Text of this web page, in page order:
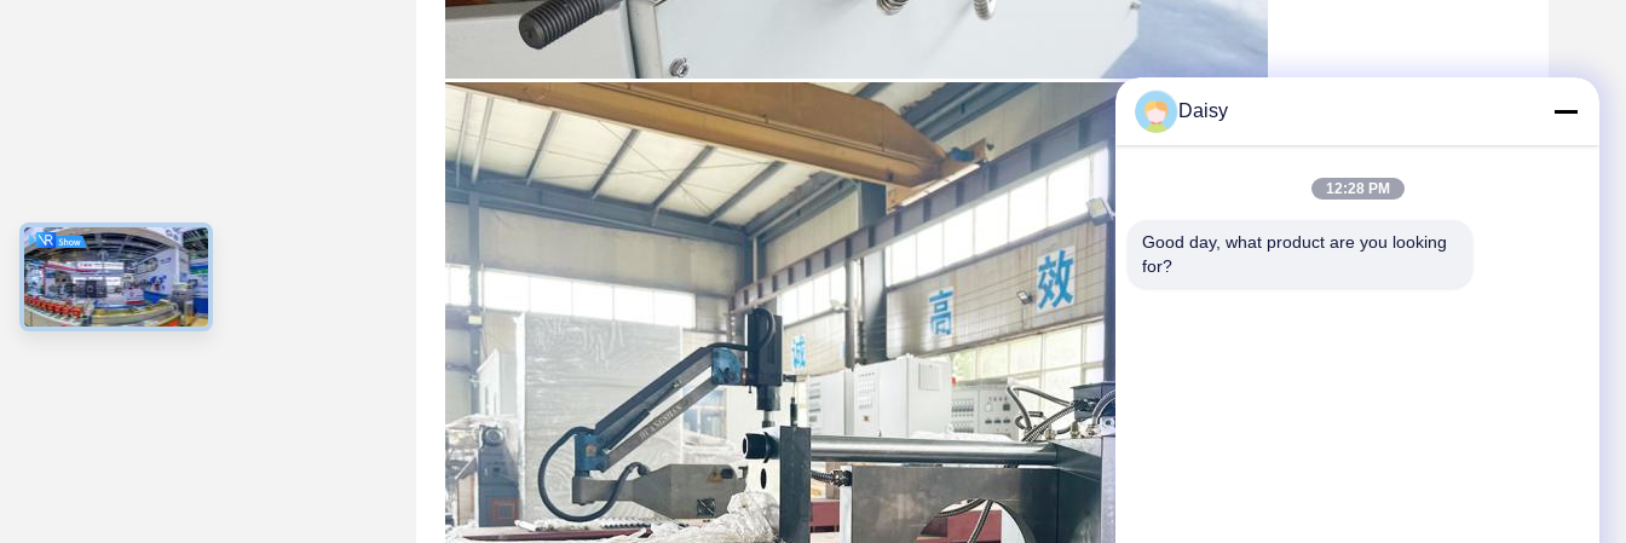
Daisy
12:28 PM
Good day, what product are you looking
for?